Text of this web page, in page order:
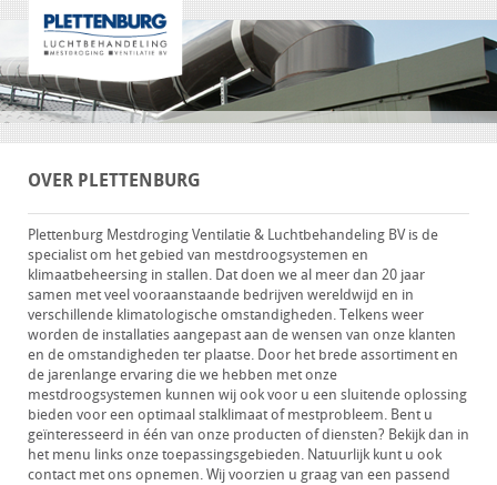
OVER PLETTENBURG
Plettenburg Mestdroging Ventilatie & Luchtbehandeling BV is de
specialist om het gebied van mestdroogsystemen en
klimaatbeheersing in stallen. Dat doen we al meer dan 20 jaar
samen met veel vooraanstaande bedrijven wereldwijd en in
verschillende klimatologische omstandigheden. Telkens weer
worden de installaties aangepast aan de wensen van onze klanten
en de omstandigheden ter plaatse. Door het brede assortiment en
de jarenlange ervaring die we hebben met onze
mestdroogsystemen kunnen wij ook voor u een sluitende oplossing
bieden voor een optimaal stalklimaat of mestprobleem. Bent u
geïnteresseerd in één van onze producten of diensten? Bekijk dan in
het menu links onze toepassingsgebieden. Natuurlijk kunt u ook
contact met ons opnemen. Wij voorzien u graag van een passend